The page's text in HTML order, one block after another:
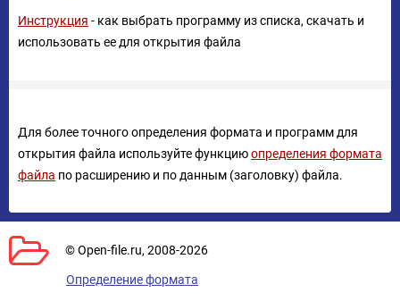
Инструкция - как выбрать программу из списка, скачать и
использовать ее для открытия файла
Для более точного определения формата и программ для
открытия файла используйте функциюопределения формата
файла по расширению и по данным (заголовку) файла.
© Open-file.ru, 2008-2026
Определение формата